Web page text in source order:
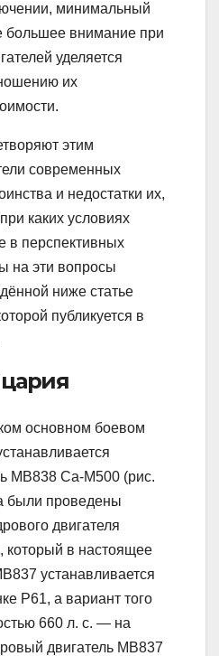
минимальный
большее внимание при
уделяется
их
этим
современных
и недостатки их,
каких условиях
в перспективных
на эти вопросы
ниже статье
публикуется в
основном боевом
МВ838 Са-М500 (рис.
были проведены
двигателя
который в настоящее
устанавливается
Р61, а вариант того
660 л. с. — на
двигатель МВ837